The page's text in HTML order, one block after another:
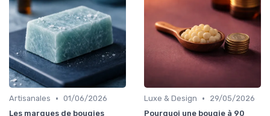
Artisanales • 01/06/2026
Les marques de bougies
Luxe & Design •
29/05/2026
Pourquoi une bougie à 90